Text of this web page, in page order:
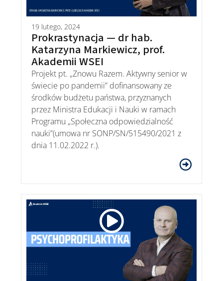
19 lutego, 2024
Prokrastynacja — dr hab.
Katarzyna Markiewicz, prof.
Akademii WSEI
Projekt pt. „Znowu Razem. Aktywny senior w
świecie po pandemii” dofinansowany ze
środków budżetu państwa, przyznanych
przez Ministra Edukacji i Nauki w ramach
Programu „Społeczna odpowiedzialność
nauki”(umowa nr SONP/SN/515490/2021 z
dnia 11.02.2022 r.).